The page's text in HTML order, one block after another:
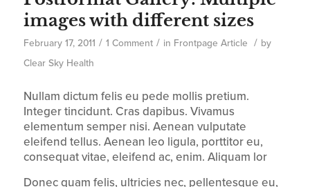
images with different sizes
February 17, 2011 / 1 Comment / in Frontpage Article / by
Clear Sky Health
Nullam dictum felis eu pede mollis pretium.
Integer tincidunt. Cras dapibus. Vivamus
elementum semper nisi. Aenean vulputate
eleifend tellus. Aenean leo ligula, porttitor eu,
consequat vitae, eleifend ac, enim. Aliquam lor
Donec quam felis, ultricies nec, pellentesque eu,